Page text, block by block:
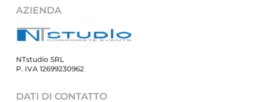
AZIENDA
NTstudio SRL
P. IVA 12699230962
DATI DI CONTATTO